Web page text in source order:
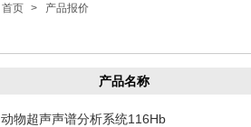
首页 > 产品报价
产品名称
动物超声声谱分析系统116Hb